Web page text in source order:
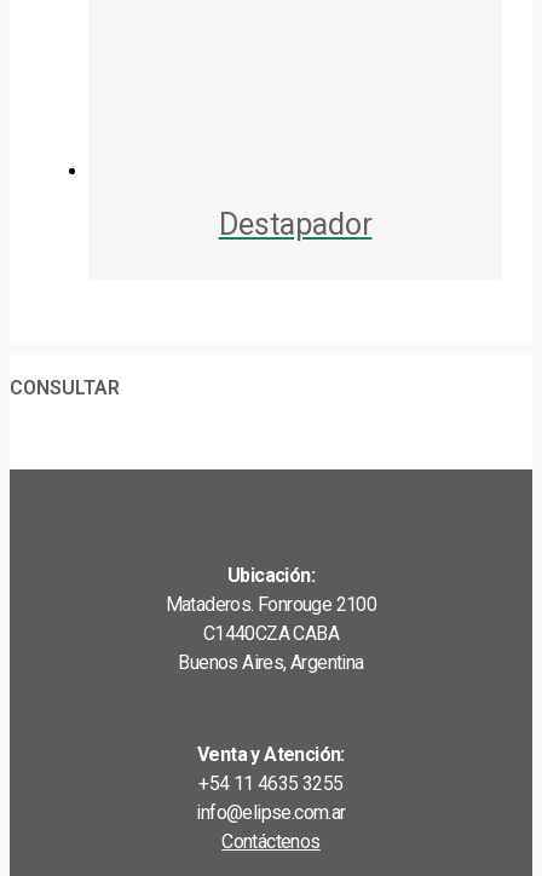
Destapador
CONSULTAR
Ubicación:
Mataderos. Fonrouge 2100
C1440CZA CABA
Buenos Aires, Argentina
Venta y Atención:
+54 11 4635 3255
info@elipse.com.ar
Contáctenos